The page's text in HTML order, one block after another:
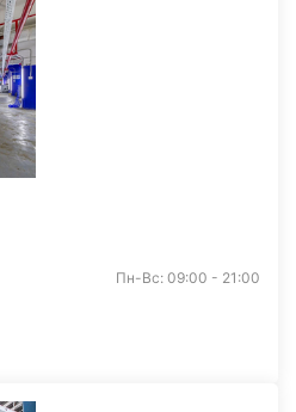
Пн-Вс: 09:00 - 21:00